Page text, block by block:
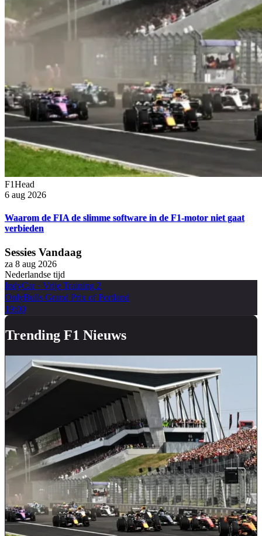
F1Head
6 aug 2026
Waarom de FIA de slimme software in de F1-motor niet gaat
verbieden
Sessies Vandaag
za 8 aug 2026
Nederlandse tijd
IndyCar· Vrije Training 2
OnlyBulls Grand Prix of Portland
19:00
Trending F1 Nieuws